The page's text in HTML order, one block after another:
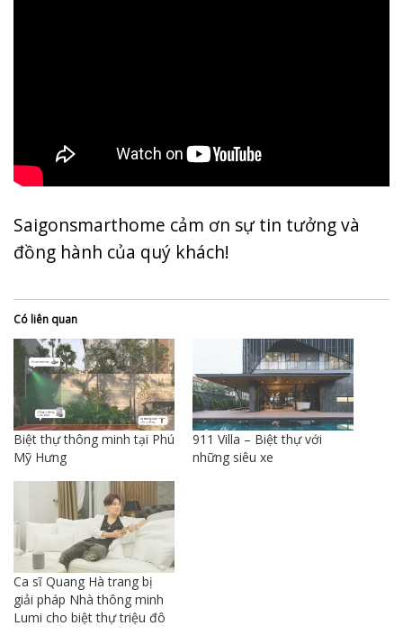
Saigonsmarthome cảm ơn sự tin tưởng và
đồng hành của quý khách!
Có liên quan
Biệt thự thông minh tại Phú
Mỹ Hưng
911 Villa – Biệt thự với
những siêu xe
Ca sĩ Quang Hà trang bị
giải pháp Nhà thông minh
Lumi cho biệt thự triệu đô